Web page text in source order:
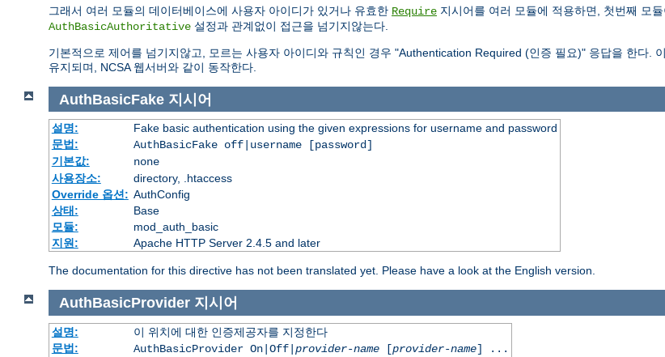
그래서 여러 모듈의 데이터베이스에 사용자 아이디가 있거나 유효한 Require 지시어를 여러 모듈에 적용하면, 첫번째 모듈
AuthBasicAuthoritative 설정과 관계없이 접근을 넘기지않는다.
기본적으로 제어를 넘기지않고, 모르는 사용자 아이디와 규칙인 경우 "Authentication Required (인증 필요)" 응답을 한다.
유지되며, NCSA 웹서버와 같이 동작한다.
AuthBasicFake 지시어
설명:
Fake basic authentication using the given expressions for username and password
문법:
AuthBasicFake off|username [password]
기본값:
none
사용장소:
directory, .htaccess
Override 옵션: AuthConfig
상태:
Base
모듈:
mod_auth_basic
지원:
Apache HTTP Server 2.4.5 and later
The documentation for this directive has not been translated yet. Please have a look at the English version.
AuthBasicProvider 지시어
설명:
이 위치에 대한 인증제공자를 지정한다
문법:
AuthBasicProvider On|Off| provider-name[provider-name] ...